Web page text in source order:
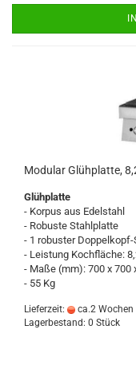
Modular Glühplatte,
Glühplatte
- Korpus aus Edelstahl
- Robuste Stahlplatte
- 1 robuster
- Leistung Kochfläche:
- Maße (mm): 700 x 700
- 55 Kg
Lieferzeit: ca.2
Lagerbestand: 0 Stück